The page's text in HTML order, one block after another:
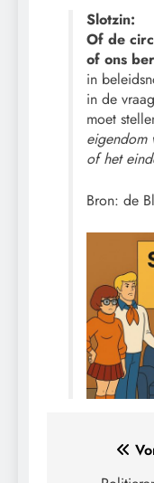
Slotzin:
Of de
of ons
in
in de
moet
eigendom
of het
Bron: de
Bericht